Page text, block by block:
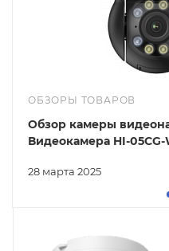
ОБЗОРЫ ТОВАРОВ
28 марта 2025
Обзор камеры
Видеокамера HI-